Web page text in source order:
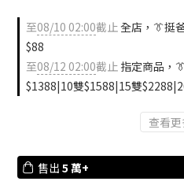
至08/10 02:00截止全店，👔挺
$88
至08/12 02:00截止 指定商品，
$1388|10雙$1588|15雙
查看更
售出 5 萬+